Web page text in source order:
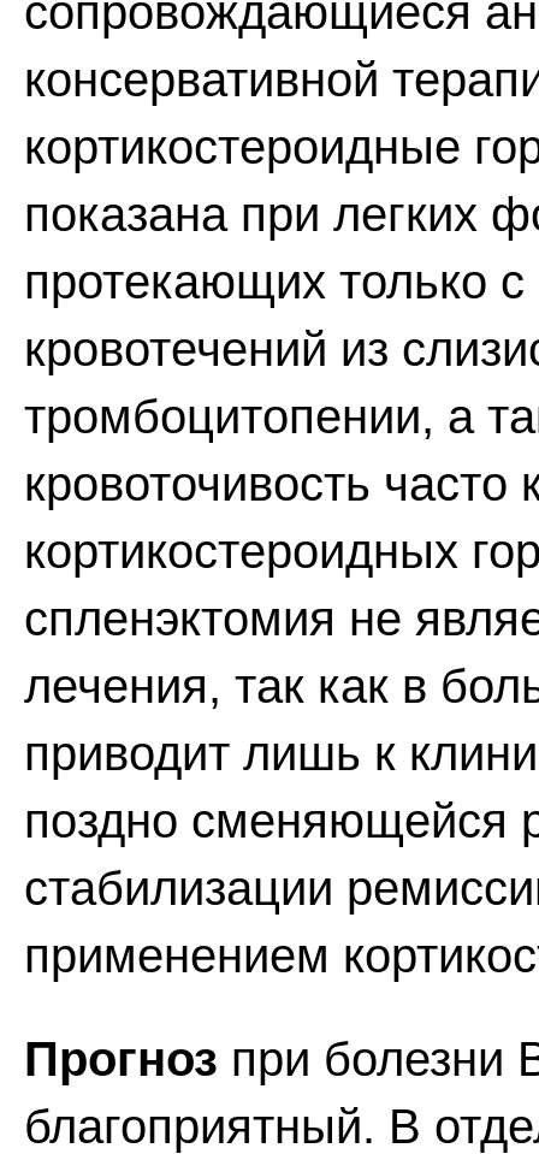
сопровождающиеся
консервативной
кортикостероидные
показана при легких
протекающих только
кровотечений из
тромбоцитопении, а
кровоточивость
кортикостероидных
спленэктомия не
лечения, так как в
приводит лишь к
поздно сменяющейся
стабилизации
применением
Прогноз при болезни
благоприятный. В